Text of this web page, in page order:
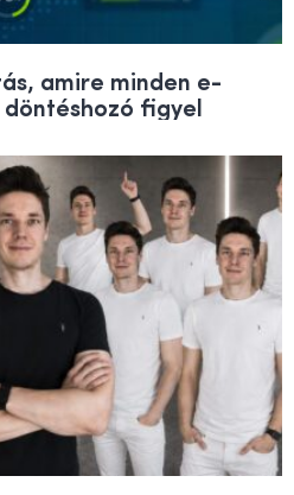
amire minden e-
figyel